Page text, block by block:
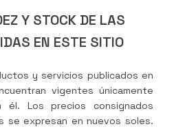
Y STOCK DE LAS
EN ESTE SITIO
y servicios publicados en
vigentes únicamente
él. Los precios consignados
se expresan en nuevos soles.